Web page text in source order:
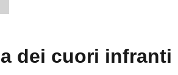
dei cuori infranti